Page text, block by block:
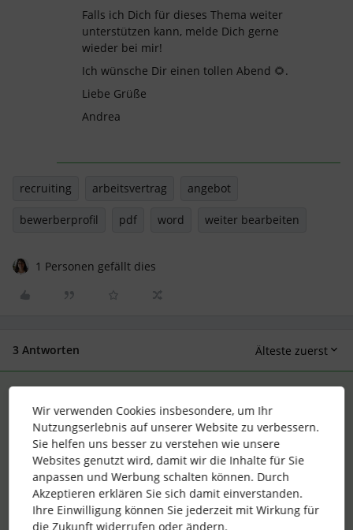
Falls ich Dich für dieses Thema weiter
unterstützen kann, melde Dich gerne
wieder bei mir!
Ich wünsche Dir einen tollen Abend 🌻.
Liebe Grüße
Andrea
recruiting arbeitsvertrag angebot
bewerberprofil pdf word weiter bearbeiten
1 Personen gefällt dies
3 Antworten Älteste zuerst
Liebe@VeronikaKlassen,
herzlich willkommen in die Community 🤩. Wir freuen uns
sehr über Deinen ersten Beitrag!
Wie Du bereits erwähnst, ist es momentan nur möglich
Verträge innerhalb des Angebotsprozesses in Recruiting als
PDF zu speichern. Der einzige Workaround hierfür wäre das
Wir verwenden Cookies insbesondere, um Ihr
Nutzungserlebnis auf unserer Website zu verbessern.
Sie helfen uns besser zu verstehen wie unsere
Websites genutzt wird, damit wir die Inhalte für Sie
anpassen und Werbung schalten können. Durch
Akzeptieren erklären Sie sich damit einverstanden.
Ihre Einwilligung können Sie jederzeit mit Wirkung für
die Zukunft widerrufen oder ändern.